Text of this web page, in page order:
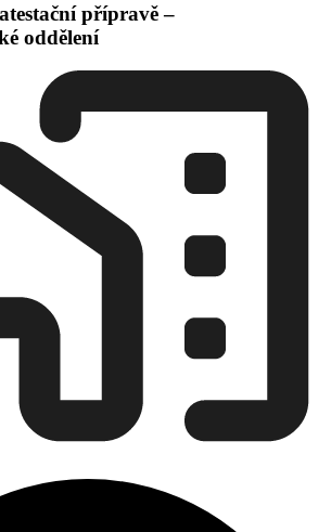
přípravě –
oddělení